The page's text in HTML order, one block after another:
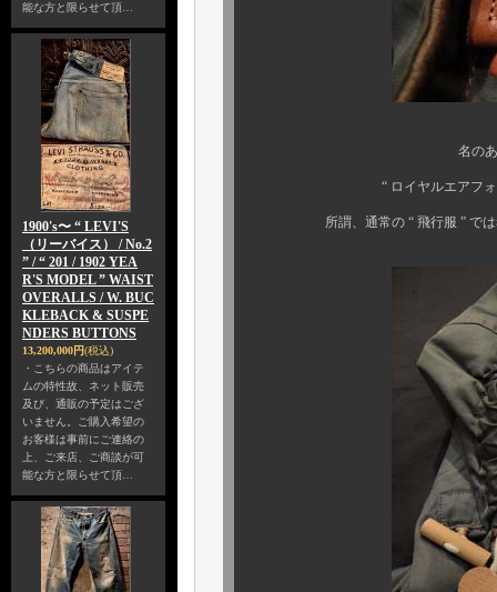
能な方と限らせて頂…
1900's〜 “ LEVI'S
（リーバイス） / No.2
” / “ 201 / 1902 YEA
R'S MODEL ” WAIST
OVERALLS / W. BUC
KLEBACK & SUSPE
NDERS BUTTONS
13,200,000円(税込)
・こちらの商品はアイテ
ムの特性故、ネット販売
及び、通販の予定はござ
いません。ご購入希望の
お客様は事前にご連絡の
上、ご来店、ご商談が可
能な方と限らせて頂…
名のある貴族や王族達
“ ロイヤルエアフォース ” な
所謂、通常の “ 飛行服 ” では考え